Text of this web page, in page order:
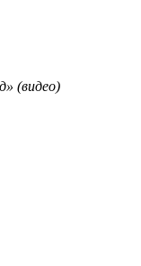
(видео)